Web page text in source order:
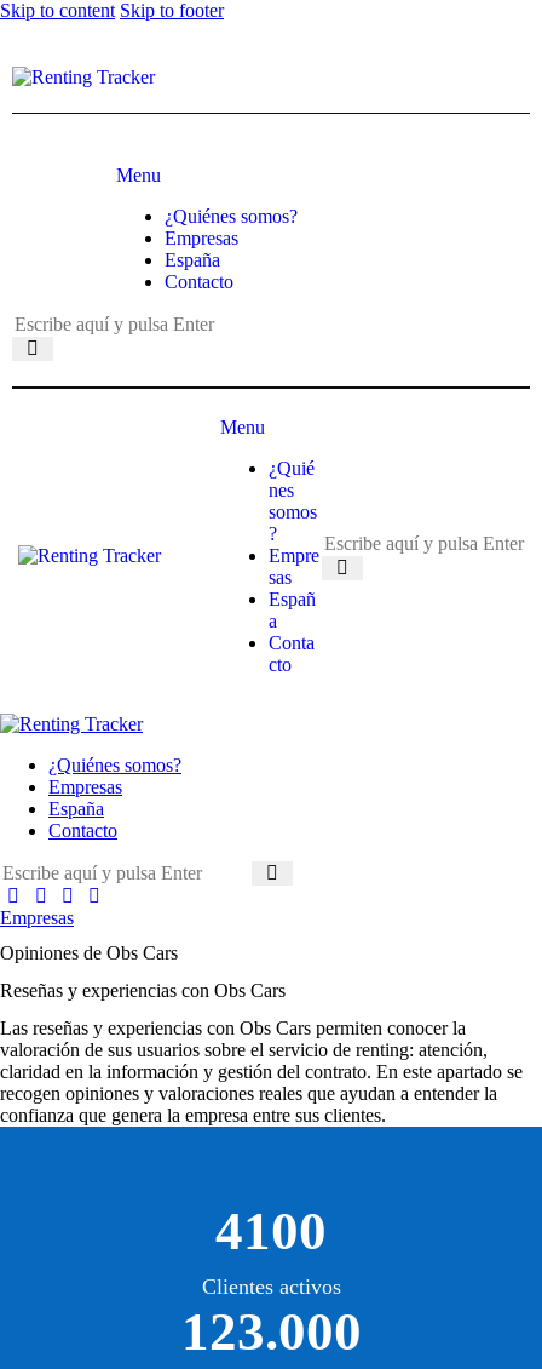
Skip to content Skip to footer
Menu
¿Quiénes somos?
Empresas
España
Contacto
Menu
¿Quié
nes
somos
?
Empre
sas
Españ
a
Conta
cto
¿Quiénes somos?
Empresas
España
Contacto
Empresas
Opiniones de Obs Cars
Reseñas y experiencias con Obs Cars
Las reseñas y experiencias con Obs Cars permiten conocer la
valoración de sus usuarios sobre el servicio de renting: atención,
claridad en la información y gestión del contrato. En este apartado se
recogen opiniones y valoraciones reales que ayudan a entender la
confianza que genera la empresa entre sus clientes.
4100
Clientes activos
123.000